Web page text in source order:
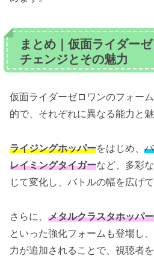
まとめ｜仮面ライダー
チェンジとその魅力
仮面ライダーゼロワンのフォー
的で、それぞれに異なる能力と魅
ライジングホッパーをはじめ、
レイミングタイガーなど、多彩
じて変化し、バトルの幅を広げて
さらに、 メタルクラスタホッパー
といった強化フォームも登場し
力が追加されることで、視聴者